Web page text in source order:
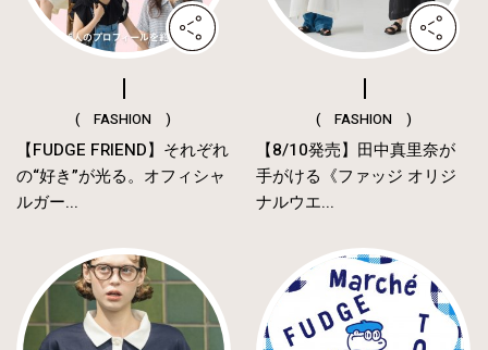
( FASHION )
【FUDGE FRIEND】それぞれ
の“好き”が光る。オフィシャ
ルガー...
( FASHION )
【8/10発売】田中真里奈が
手がける《ファッジ オリジ
ナルウエ...